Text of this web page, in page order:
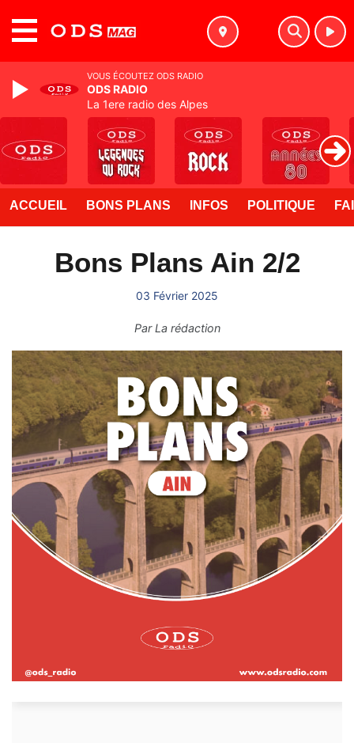
ACCUEIL BONS PLANS INFOS POLITIQUE
Bons Plans Ain 2/2
03 Février 2025
ParLa rédaction
VOUS ÉCOUTEZ ODS RADIO
ODS RADIO
La 1ere radio des Alpes